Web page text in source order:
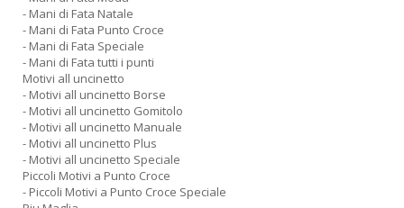
- Mani di Fata Natale
- Mani di Fata Punto Croce
- Mani di Fata Speciale
- Mani di Fata tutti i punti
Motivi all uncinetto
- Motivi all uncinetto Borse
- Motivi all uncinetto Gomitolo
- Motivi all uncinetto Manuale
- Motivi all uncinetto Plus
- Motivi all uncinetto Speciale
Piccoli Motivi a Punto Croce
- Piccoli Motivi a Punto Croce Speciale